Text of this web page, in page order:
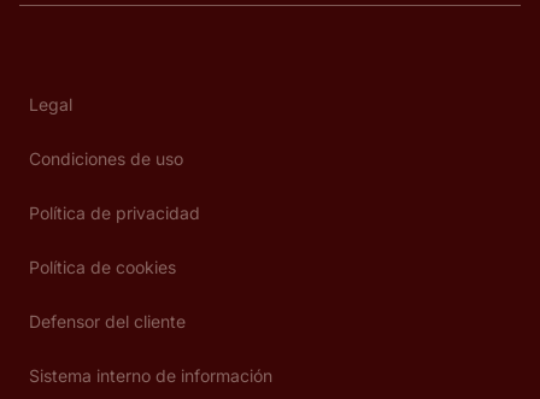
Legal
Condiciones de uso
Política de privacidad
Política de cookies
Defensor del cliente
Sistema interno de información